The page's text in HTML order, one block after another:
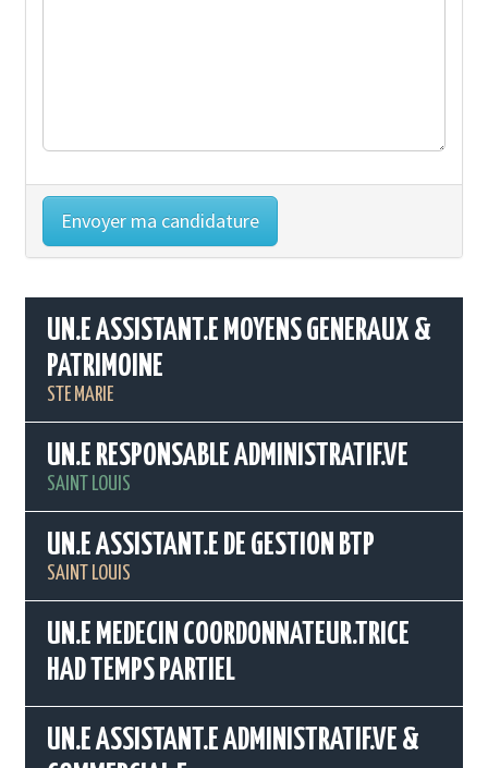
UN.E ASSISTANT.E MOYENS GENERAUX &
PATRIMOINE
STE MARIE
UN.E RESPONSABLE ADMINISTRATIF.VE
SAINT LOUIS
UN.E ASSISTANT.E DE GESTION BTP
SAINT LOUIS
UN.E MEDECIN COORDONNATEUR.TRICE
HAD TEMPS PARTIEL
UN.E ASSISTANT.E ADMINISTRATIF.VE &